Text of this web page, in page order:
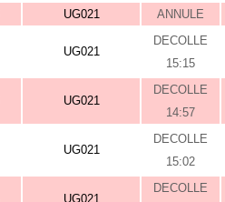
UG021 ANNULE
UG021
DECOLLE
15:15
UG021
DECOLLE
14:57
UG021
DECOLLE
15:02
UG021
DECOLLE